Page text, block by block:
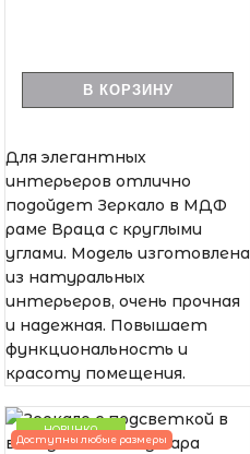
В КОРЗИНУ
Для элегантных
интерьеров отлично
подойдет Зеркало в МДФ
раме Враца с круглыми
углами. Модель изготовлена
из натуральных
интерьеров, очень прочная
и надежная. Повышает
функциональность и
красоту помещения.
НОВИНКА
Доступны любые размеры